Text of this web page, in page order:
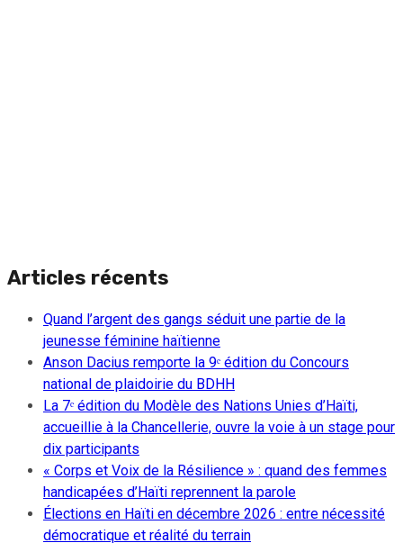
Articles récents
Quand l’argent des gangs séduit une partie de la
jeunesse féminine haïtienne
Anson Dacius remporte la 9ᵉ édition du Concours
national de plaidoirie du BDHH
La 7ᵉ édition du Modèle des Nations Unies d’Haïti,
accueillie à la Chancellerie, ouvre la voie à un stage pour
dix participants
« Corps et Voix de la Résilience » : quand des femmes
handicapées d’Haïti reprennent la parole
Élections en Haïti en décembre 2026 : entre nécessité
démocratique et réalité du terrain